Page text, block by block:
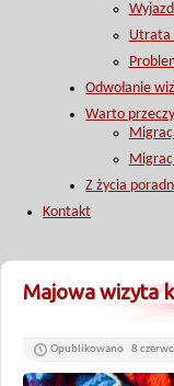
Utrata
Odwołanie
Warto
Z życia
Kontakt
Majowa wizyta
Opublikowano 8